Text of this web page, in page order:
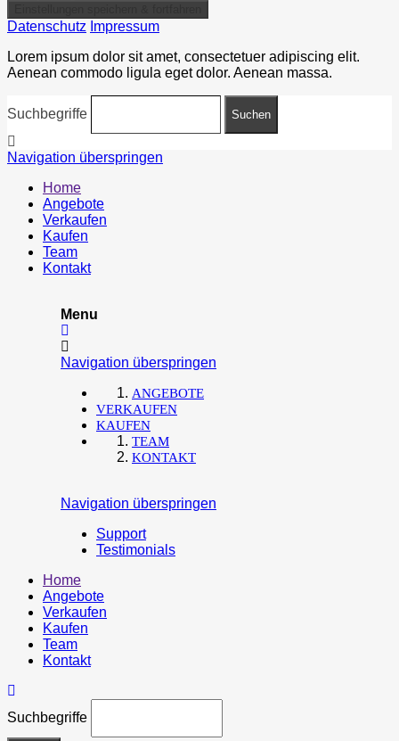
Datenschutz Impressum
Lorem ipsum dolor sit amet, consectetuer adipiscing elit.
Aenean commodo ligula eget dolor. Aenean massa.
Suchbegriffe
Navigation überspringen
Home
Angebote
Verkaufen
Kaufen
Team
Kontakt
Menu
Navigation überspringen
ANGEBOTE
VERKAUFEN
KAUFEN
TEAM
KONTAKT
Navigation überspringen
Support
Testimonials
Home
Angebote
Verkaufen
Kaufen
Team
Kontakt
Suchbegriffe